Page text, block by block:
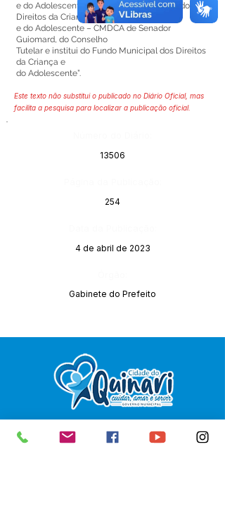
e do Adolescente, do Conselho Municipal dos
Direitos da Criança
e do Adolescente – CMDCA de Senador
Guiomard, do Conselho
Tutelar e institui do Fundo Municipal dos Direitos
da Criança e
do Adolescente”.
Este texto não substitui o publicado no Diário Oficial, mas
facilita a pesquisa para localizar a publicação oficial.
13506
254
4 de abril de 2023
Gabinete do Prefeito
SERVIÇO DE ATENDIMENTO AO
CIDADÃO (SIC) E OUVIDORIA